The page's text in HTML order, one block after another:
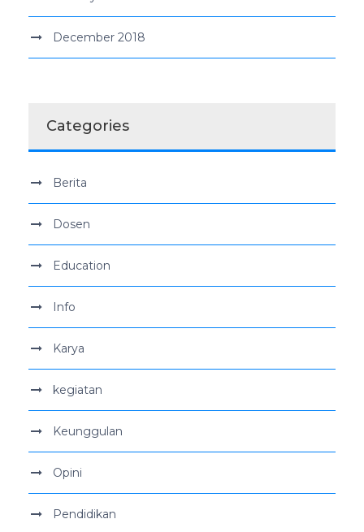
December 2018
Categories
Berita
Dosen
Education
Info
Karya
kegiatan
Keunggulan
Opini
Pendidikan